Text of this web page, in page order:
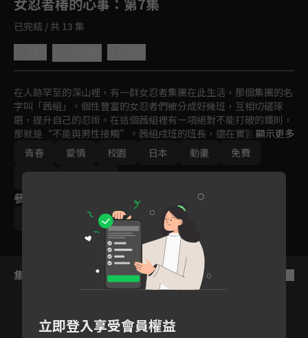
已完結 / 共 13 集
在人跡罕至的深山裡，有一群女忍者集團在此生活，那個集團的名
字叫「茜組」。個性豐富的女忍者們被分成好幾班，互相切磋琢
磨，提升自己的忍術。在這個茜組裡有一項絕對不能打破的鐵則，
那就是“不能與男性接觸”。茜組戌班的班長，還在實習的女忍者
樁，是連組裡的長老都認可的忍術高手，也是備受周圍的人信賴的
領導者，但樁有一件非常在意的事，那就是一直以來都不能看也不
能碰的男生。好想見他一面…越是這麼想越覺得悶悶不樂，啊…到
顯示更多
青春
愛情 校園 日本 動畫
免費
參與演員
集數列表
立即登入享受會員權益